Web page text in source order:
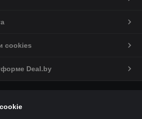
cookies
Deal.by